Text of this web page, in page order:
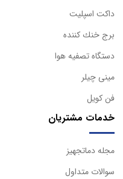
داكت اسپليت
برج خنك كننده
دستگاه تصفيه هوا
مینی چیلر
فن کویل
خدمات مشتریان
مجله دماتجهیز
سوالات متداول